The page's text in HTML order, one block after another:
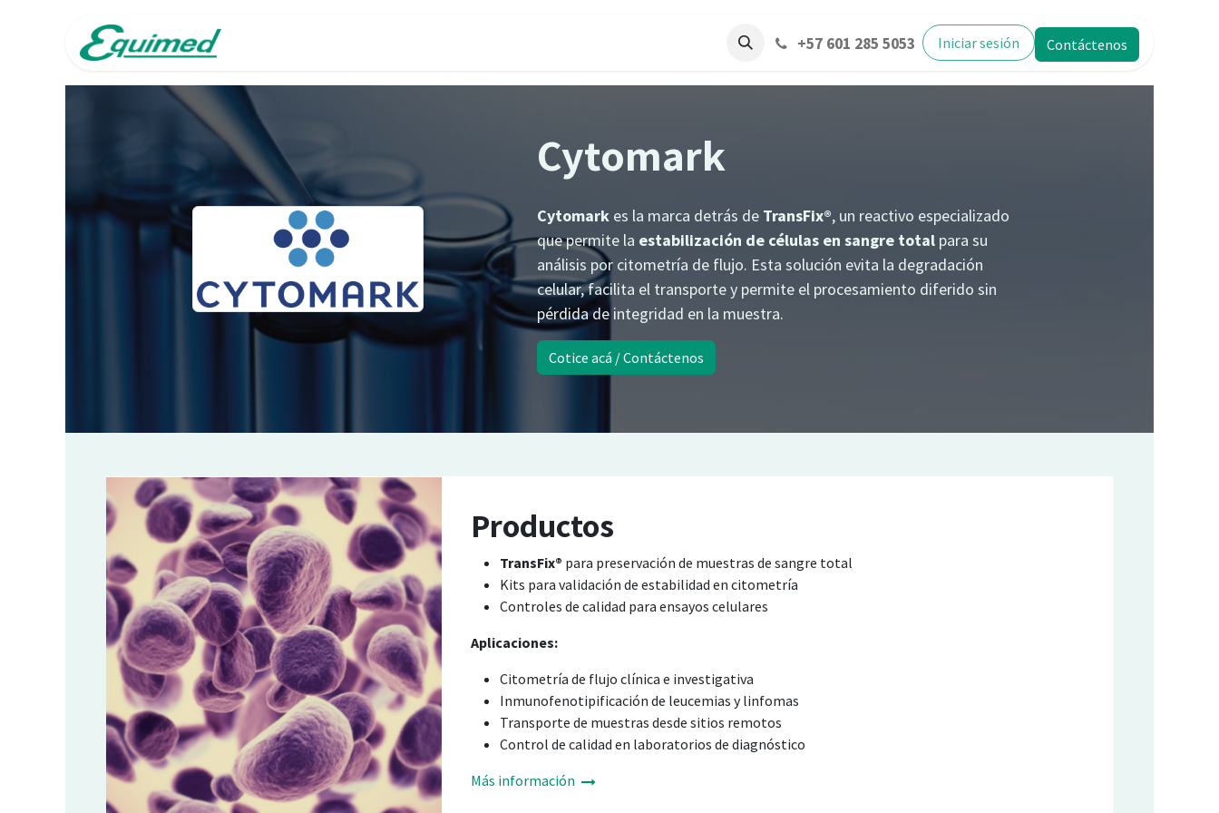
+57 601 285 5053 Iniciar sesión Contáctenos
Cytomark
Cytomark es la marca detrás de TransFix®, un reactivo especializado
que permite la estabilización de células en sangre total para su
análisis por citometría de flujo. Esta solución evita la degradación
celular, facilita el transporte y permite el procesamiento diferido sin
pérdida de integridad en la muestra.
Cotice acá / Contáctenos
Productos
TransFix® para preservación de muestras de sangre total
Kits para validación de estabilidad en citometría
Controles de calidad para ensayos celulares
Aplicaciones:
Citometría de flujo clínica e investigativa
Inmunofenotipificación de leucemias y linfomas
Transporte de muestras desde sitios remotos
Control de calidad en laboratorios de diagnóstico
Más información